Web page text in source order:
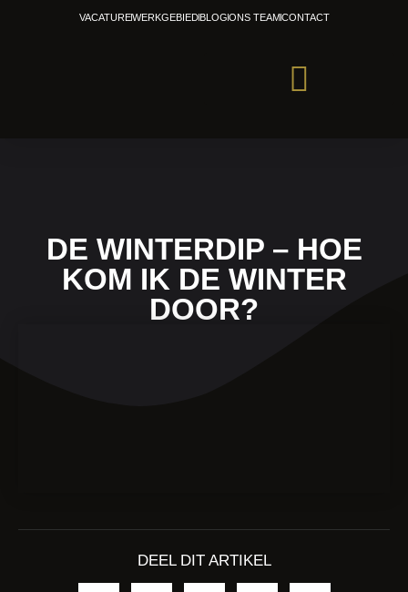
VACATUREWERKGEBIEDBLOGONS TEAMCONTACT
DE WINTERDIP – HOE
KOM IK DE WINTER
DOOR?
DEEL DIT ARTIKEL